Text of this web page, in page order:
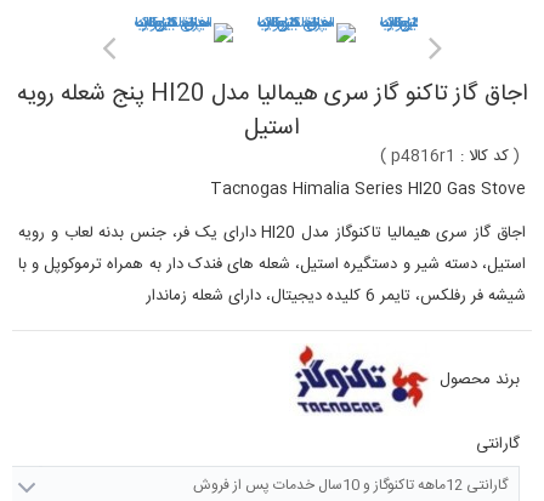
اجاق گاز تاکنو گاز سری هیمالیا مدل HI20 پنج شعله رویه
استیل
(کد کالا : p4816r1
)
Tacnogas Himalia Series HI20 Gas Stove
اجاق گاز سری هیمالیا تاکنوگاز مدل HI20 دارای یک فر، جنس بدنه لعاب و رویه
استیل، دسته شیر و دستگیره استیل، شعله های فندک دار به همراه ترموکوپل و با
شیشه فر رفلکس، تایمر 6 کلیده دیجیتال، دارای شعله زماندار
برند محصول
گارانتی
گارانتی 12ماهه تاکنوگاز و 10سال خدمات پس از فروش